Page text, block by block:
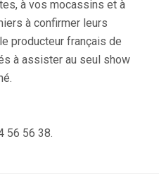
à vos mocassins et à
à confirmer leurs
producteur français de
à assister au seul show
56 56 38.